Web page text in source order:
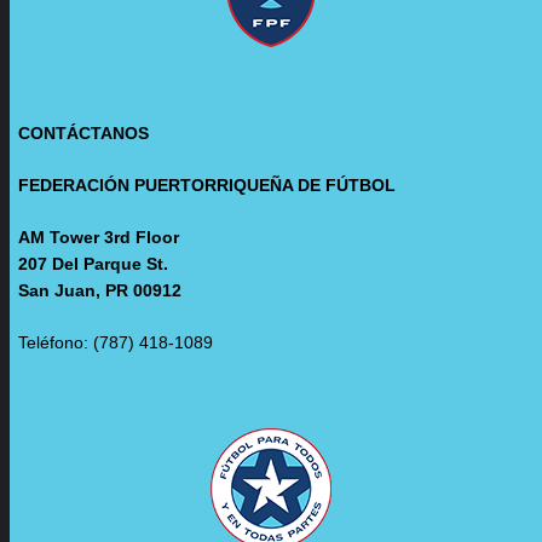
CONTÁCTANOS
FEDERACIÓN PUERTORRIQUEÑA DE FÚTBOL
AM Tower 3rd Floor
207 Del Parque St.
San Juan, PR 00912
Teléfono: (787) 418-1089